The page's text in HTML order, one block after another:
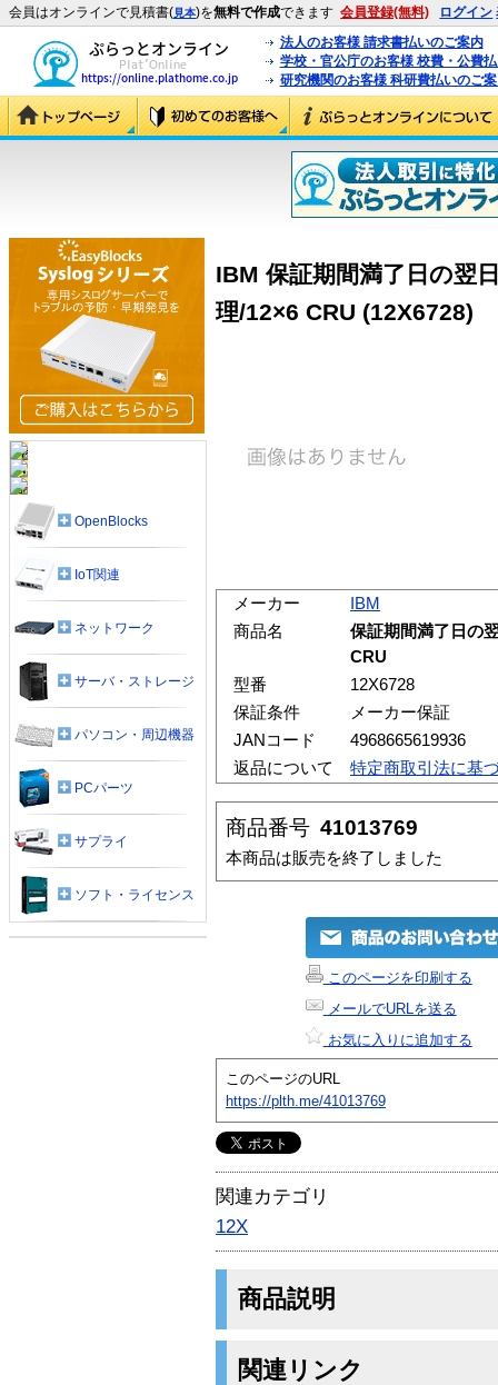
会員はオンラインで見積書(見本)を無料で作成できます 会員登録(無料) ログイン
法人のお客様 請求書払いのご案内
学校・官公庁のお客様 校費・公費
研究機関のお客様 科研費払いのご
IBM 保証期間満了日の翌
理/12×6 CRU (12X6728)
メーカー
IBM
商品名
保証期間満了日の
CRU
型番
12X6728
保証条件
メーカー保証
JANコード
4968665619936
返品について
特定商取引法に基
商品番号 41013769
本商品は販売を終了しました
このページを印刷する
メールでURLを送る
お気に入りに追加する
このページのURL
https://plth.me/41013769
関連カテゴリ
12X
商品説明
関連リンク
OpenBlocks
IoT関連
ネットワーク
サーバ・ストレージ
パソコン・周辺機器
PCパーツ
サプライ
ソフト・ライセンス